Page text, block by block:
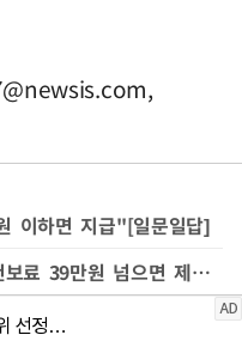
,
이하면 지급"[일문일답]
고유가지원금, 맞벌이 4인가구 건보료 39만원 넘으면 제외 [Q&A]